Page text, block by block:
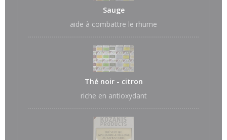
Sauge
aide à combattre le rhume
Thé noir - citron
riche en antioxydant